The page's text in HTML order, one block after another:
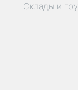
Склады и